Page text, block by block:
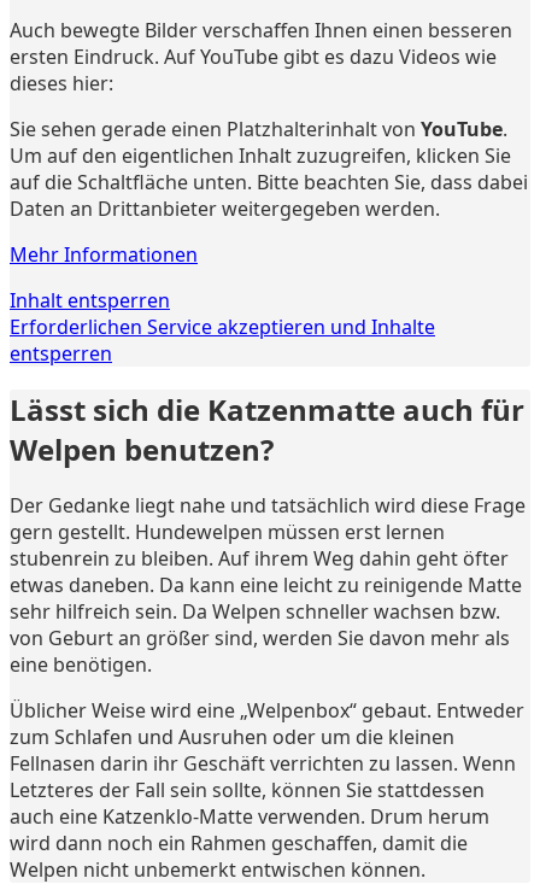
Auch bewegte Bilder verschaffen Ihnen einen besseren
ersten Eindruck. Auf YouTube gibt es dazu Videos wie
dieses hier:
Sie sehen gerade einen Platzhalterinhalt von YouTube.
Um auf den eigentlichen Inhalt zuzugreifen, klicken Sie
auf die Schaltfläche unten. Bitte beachten Sie, dass dabei
Daten an Drittanbieter weitergegeben werden.
Mehr Informationen
Inhalt entsperren
Erforderlichen Service akzeptieren und Inhalte
entsperren
Lässt sich die Katzenmatte auch für
Welpen benutzen?
Der Gedanke liegt nahe und tatsächlich wird diese Frage
gern gestellt. Hundewelpen müssen erst lernen
stubenrein zu bleiben. Auf ihrem Weg dahin geht öfter
etwas daneben. Da kann eine leicht zu reinigende Matte
sehr hilfreich sein. Da Welpen schneller wachsen bzw.
von Geburt an größer sind, werden Sie davon mehr als
eine benötigen.
Üblicher Weise wird eine „Welpenbox“ gebaut. Entweder
zum Schlafen und Ausruhen oder um die kleinen
Fellnasen darin ihr Geschäft verrichten zu lassen. Wenn
Letzteres der Fall sein sollte, können Sie stattdessen
auch eine Katzenklo-Matte verwenden. Drum herum
wird dann noch ein Rahmen geschaffen, damit die
Welpen nicht unbemerkt entwischen können.